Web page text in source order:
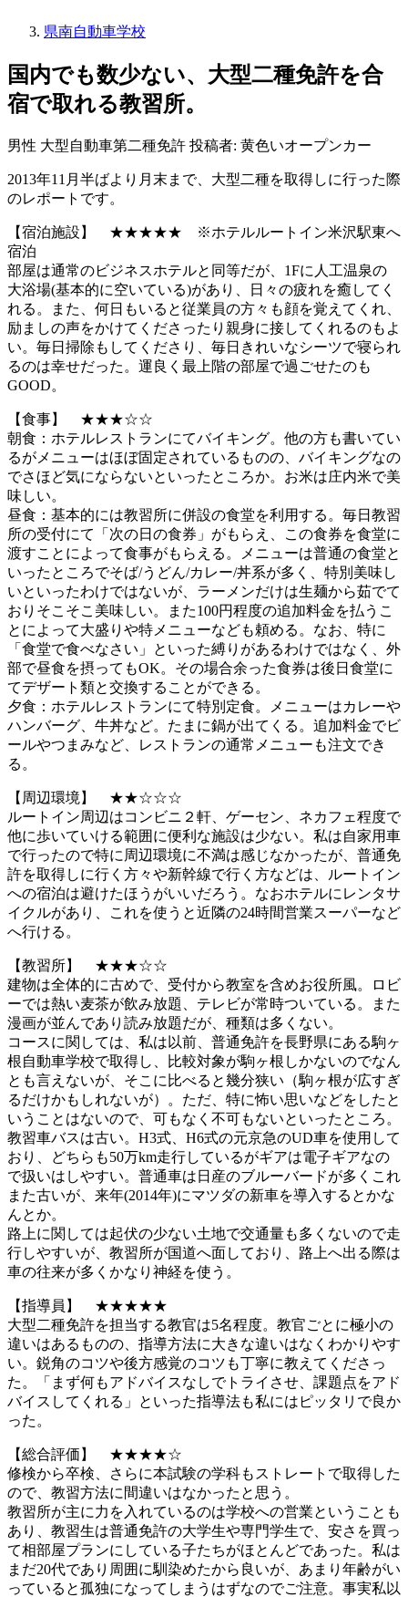
県南自動車学校
国内でも数少ない、大型二種免許を合
宿で取れる教習所。
男性 大型自動車第二種免許 投稿者: 黄色いオープンカー
2013年11月半ばより月末まで、大型二種を取得しに行った際
のレポートです。
【宿泊施設】 ★★★★★ ※ホテルルートイン米沢駅東へ
宿泊
部屋は通常のビジネスホテルと同等だが、1Fに人工温泉の
大浴場(基本的に空いている)があり、日々の疲れを癒してく
れる。また、何日もいると従業員の方々も顔を覚えてくれ、
励ましの声をかけてくださったり親身に接してくれるのもよ
い。毎日掃除もしてくださり、毎日きれいなシーツで寝られ
るのは幸せだった。運良く最上階の部屋で過ごせたのも
GOOD。
【食事】 ★★★☆☆
朝食：ホテルレストランにてバイキング。他の方も書いてい
るがメニューはほぼ固定されているものの、バイキングなの
でさほど気にならないといったところか。お米は庄内米で美
味しい。
昼食：基本的には教習所に併設の食堂を利用する。毎日教習
所の受付にて「次の日の食券」がもらえ、この食券を食堂に
渡すことによって食事がもらえる。メニューは普通の食堂と
いったところでそば/うどん/カレー/丼系が多く、特別美味し
いといったわけではないが、ラーメンだけは生麺から茹でて
おりそこそこ美味しい。また100円程度の追加料金を払うこ
とによって大盛りや特メニューなども頼める。なお、特に
「食堂で食べなさい」といった縛りがあるわけではなく、外
部で昼食を摂ってもOK。その場合余った食券は後日食堂に
てデザート類と交換することができる。
夕食：ホテルレストランにて特別定食。メニューはカレーや
ハンバーグ、牛丼など。たまに鍋が出てくる。追加料金でビ
ールやつまみなど、レストランの通常メニューも注文でき
る。
【周辺環境】 ★★☆☆☆
ルートイン周辺はコンビニ２軒、ゲーセン、ネカフェ程度で
他に歩いていける範囲に便利な施設は少ない。私は自家用車
で行ったので特に周辺環境に不満は感じなかったが、普通免
許を取得しに行く方々や新幹線で行く方などは、ルートイン
への宿泊は避けたほうがいいだろう。なおホテルにレンタサ
イクルがあり、これを使うと近隣の24時間営業スーパーなど
へ行ける。
【教習所】 ★★★☆☆
建物は全体的に古めで、受付から教室を含めお役所風。ロビ
ーでは熱い麦茶が飲み放題、テレビが常時ついている。また
漫画が並んであり読み放題だが、種類は多くない。
コースに関しては、私は以前、普通免許を長野県にある駒ヶ
根自動車学校で取得し、比較対象が駒ヶ根しかないのでなん
とも言えないが、そこに比べると幾分狭い（駒ヶ根が広すぎ
るだけかもしれないが）。ただ、特に怖い思いなどをしたと
いうことはないので、可もなく不可もないといったところ。
教習車バスは古い。H3式、H6式の元京急のUD車を使用して
おり、どちらも50万km走行しているがギアは電子ギアなの
で扱いはしやすい。普通車は日産のブルーバードが多くこれ
また古いが、来年(2014年)にマツダの新車を導入するとかな
んとか。
路上に関しては起伏の少ない土地で交通量も多くないので走
行しやすいが、教習所が国道へ面しており、路上へ出る際は
車の往来が多くかなり神経を使う。
【指導員】 ★★★★★
大型二種免許を担当する教官は5名程度。教官ごとに極小の
違いはあるものの、指導方法に大きな違いはなくわかりやす
い。鋭角のコツや後方感覚のコツも丁寧に教えてくださっ
た。「まず何もアドバイスなしでトライさせ、課題点をアド
バイスしてくれる」といった指導法も私にはピッタリで良か
った。
【総合評価】 ★★★★☆
修検から卒検、さらに本試験の学科もストレートで取得した
ので、教習方法に間違いはなかったと思う。
教習所が主に力を入れているのは学校への営業ということも
あり、教習生は普通免許の大学生や専門学生で、安さを買っ
て相部屋プランにしている子たちがほとんどであった。私は
まだ20代であり周囲に馴染めたから良いが、あまり年齢がい
っていると孤独になってしまうはずなのでご注意。事実私以